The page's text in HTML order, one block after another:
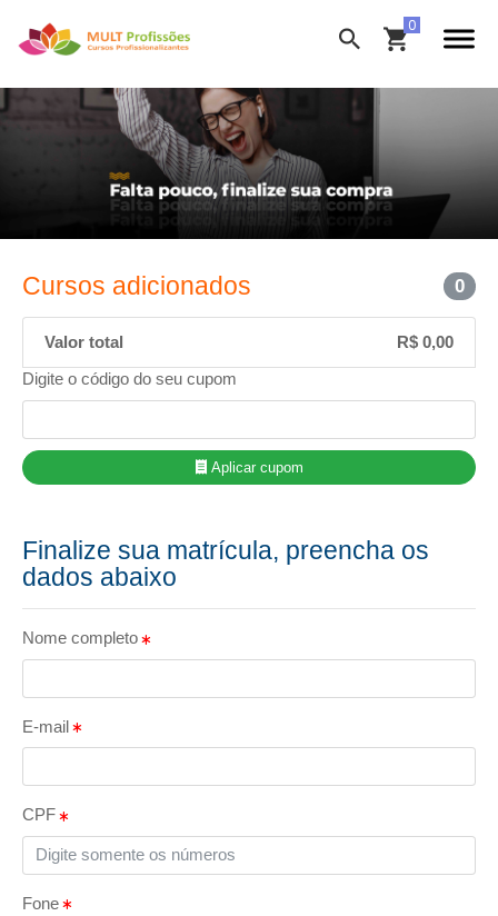
Cursos adicionados 0
Valor total
R$ 0,00
Digite o código do seu cupom
Aplicar cupom
Finalize sua matrícula, preencha os
dados abaixo
Nome completo
E-mail
CPF
Fone